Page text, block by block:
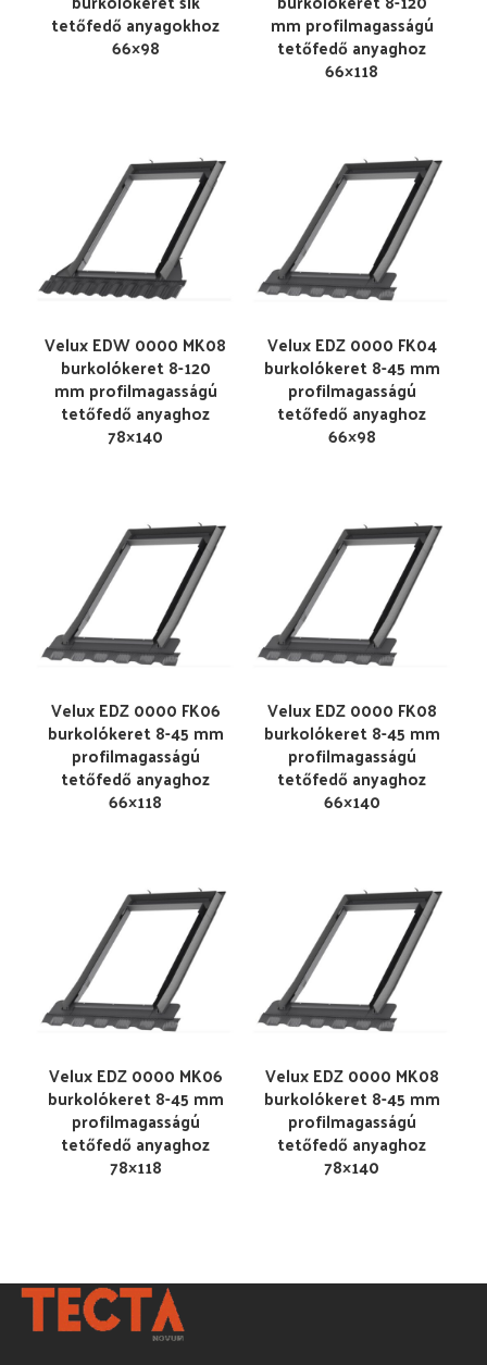
tetőfedő anyagokhoz
66×98
mm profilmagasságú
tetőfedő anyaghoz
66×118
Velux EDW 0000 MK08
burkolókeret 8-120
mm profilmagasságú
tetőfedő anyaghoz
78×140
Velux EDZ 0000 FK04
burkolókeret 8-45 mm
profilmagasságú
tetőfedő anyaghoz
66×98
Velux EDZ 0000 FK06
burkolókeret 8-45 mm
profilmagasságú
tetőfedő anyaghoz
66×118
Velux EDZ 0000 FK08
burkolókeret 8-45 mm
profilmagasságú
tetőfedő anyaghoz
66×140
Velux EDZ 0000 MK06
burkolókeret 8-45 mm
profilmagasságú
tetőfedő anyaghoz
78×118
Velux EDZ 0000 MK08
burkolókeret 8-45 mm
profilmagasságú
tetőfedő anyaghoz
78×140